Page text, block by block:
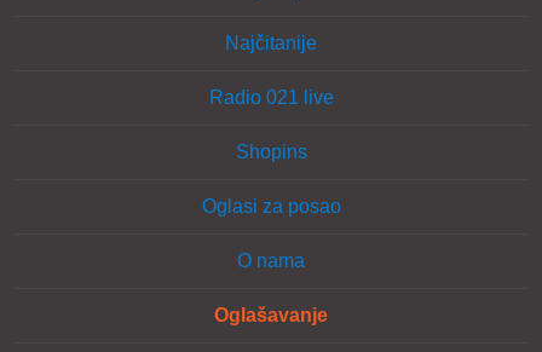
Najčitanije
Radio 021 live
Shopins
Oglasi za posao
O nama
Oglašavanje